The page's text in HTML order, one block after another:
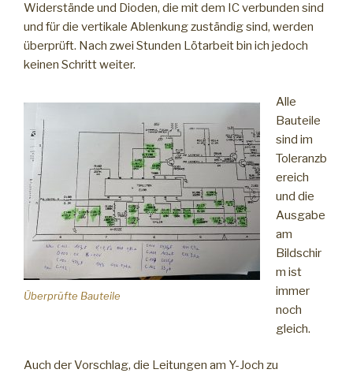
Widerstände und Dioden, die mit dem IC verbunden sind
und für die vertikale Ablenkung zuständig sind, werden
überprüft. Nach zwei Stunden Lötarbeit bin ich jedoch
keinen Schritt weiter.
Überprüfte Bauteile
Alle
Bauteile
sind im
Toleranzb
ereich
und die
Ausgabe
am
Bildschir
m ist
immer
noch
gleich.
Auch der Vorschlag, die Leitungen am Y-Joch zu